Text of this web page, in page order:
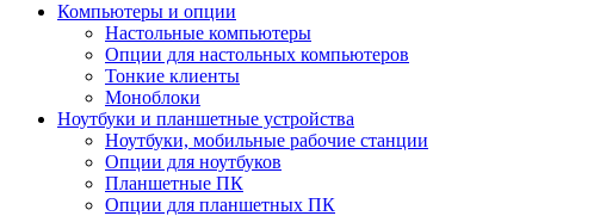
Компьютеры и опции
Настольные компьютеры
Опции для настольных компьютеров
Тонкие клиенты
Моноблоки
Ноутбуки и планшетные устройства
Ноутбуки, мобильные рабочие станции
Опции для ноутбуков
Планшетные ПК
Опции для планшетных ПК